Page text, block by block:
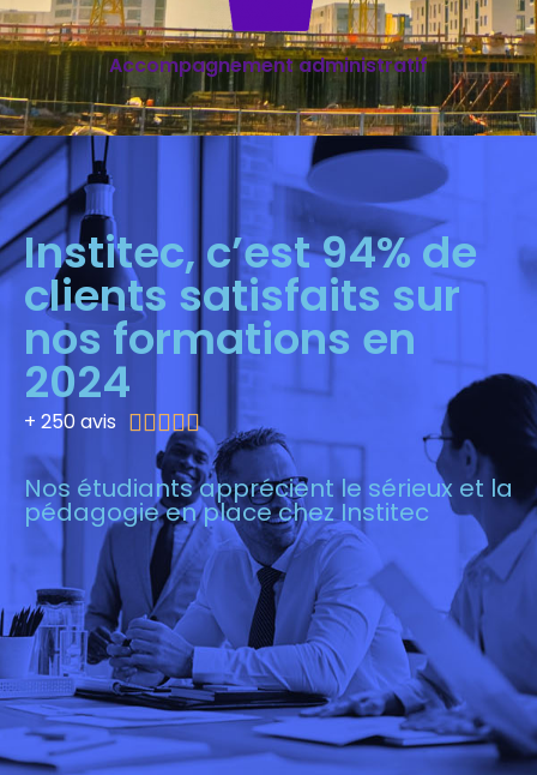
Accompagnement administratif
Institec, c’est 94% de
clients satisfaits sur
nos formations en
2024
+ 250 avis 
Nos étudiants apprécient le sérieux et la
pédagogie en place chez Institec